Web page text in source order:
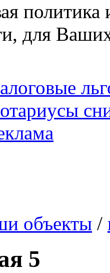
для
объекты /
5